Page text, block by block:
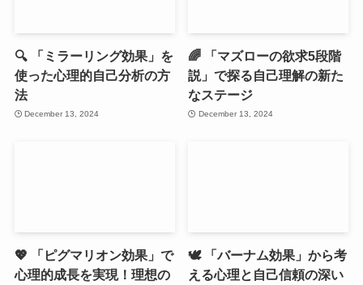
🔍 「ミラーリング効果」を
使った心理的自己分析の方
法
December 13, 2024
🌈 「マズローの欲求5段階
説」で探る自己理解の新た
なステージ
December 13, 2024
💖 「ピグマリオン効果」で
心理的成長を実現！理想の
🕊️ 「バーナム効果」から考
える心理と自己信頼の深い